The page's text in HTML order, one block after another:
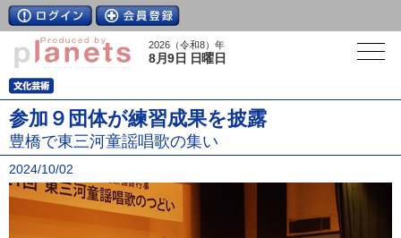
2026（令和8）年
8月9日 日曜日
参加９団体が練習成果を披露
豊橋で東三河童謡唱歌の集い
2024/10/02